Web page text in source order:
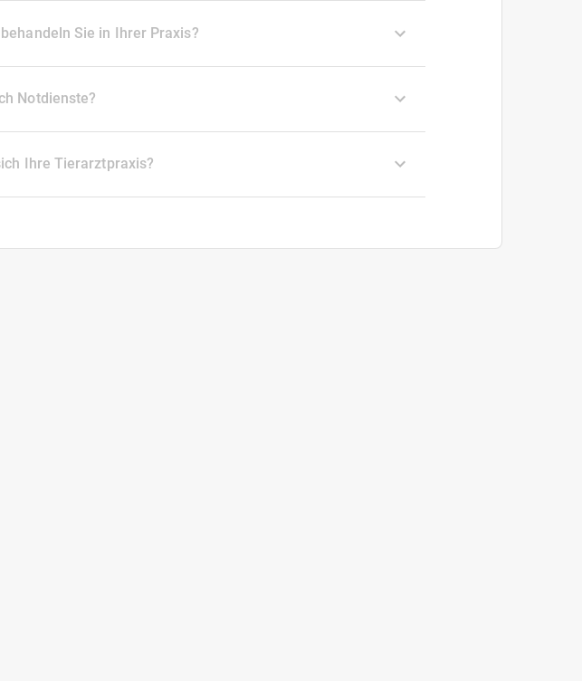
Sie in Ihrer Praxis?
Notdienste?
Ihre Tierarztpraxis?